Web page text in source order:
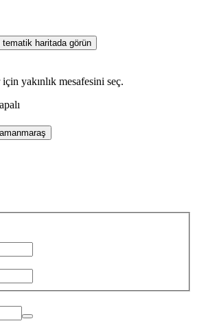
tematik haritada görün
yakınlık mesafesini seç.